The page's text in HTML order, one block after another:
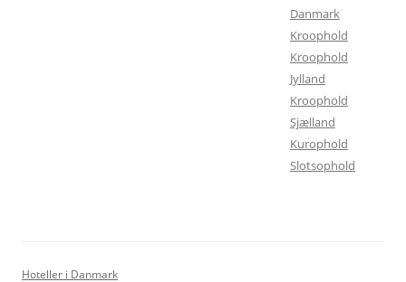
Danmark
Kroophold
Kroophold
Jylland
Kroophold
Sjælland
Kurophold
Slotsophold
Hoteller i Danmark